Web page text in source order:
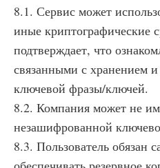
8.1. Сервис может
иные криптографические
подтверждает, что
связанными с хранением
ключевой фразы/ключей.
8.2. Компания может не
незашифрованной
8.3. Пользователь обязан